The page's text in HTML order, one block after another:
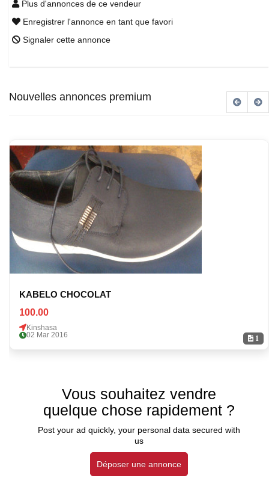
Plus d'annonces de ce vendeur
Enregistrer l'annonce en tant que favori
Signaler cette annonce
Nouvelles annonces premium
1
KABELO CHOCOLAT
100.00
Kinshasa
02 Mar 2016
Vous souhaitez vendre
quelque chose rapidement ?
Post your ad quickly, your personal data secured with
us
Déposer une annonce